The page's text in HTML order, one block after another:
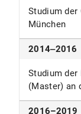
Studium der
München
2014‒2016
Studium der
(Master) an
2016–2019